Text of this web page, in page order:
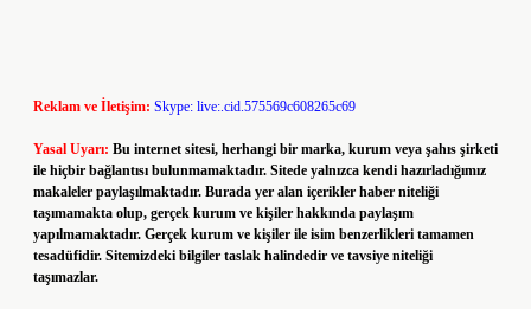
Reklam ve İletişim: Skype: live:.cid.575569c608265c69
Yasal Uyarı: Bu internet sitesi, herhangi bir marka, kurum veya şahıs şirketi
ile hiçbir bağlantısı bulunmamaktadır. Sitede yalnızca kendi hazırladığımız
makaleler paylaşılmaktadır. Burada yer alan içerikler haber niteliği
taşımamakta olup, gerçek kurum ve kişiler hakkında paylaşım
yapılmamaktadır. Gerçek kurum ve kişiler ile isim benzerlikleri tamamen
tesadüfidir. Sitemizdeki bilgiler taslak halindedir ve tavsiye niteliği
taşımazlar.